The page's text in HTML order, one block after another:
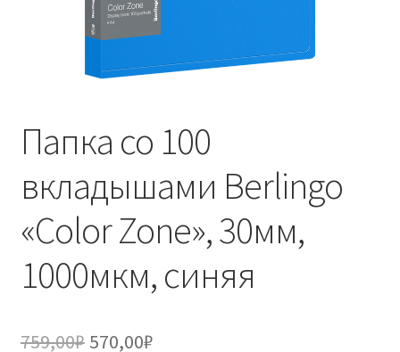
Папка со 100
вкладышами Berlingo
«Color Zone», 30мм,
1000мкм, синяя
759,00₽ Первоначальная
570,00₽Текущая